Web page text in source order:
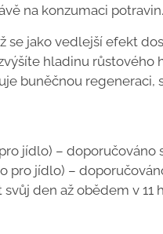
na konzumaci potravin.
jako vedlejší efekt
hladinu růstového
buněčnou regeneraci,
jídlo) – doporučováno
pro jídlo) –
den až obědem v 11